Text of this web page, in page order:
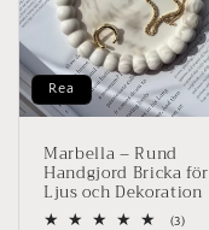
Rea
Marbella – Rund
Handgjord Bricka för
Ljus och Dekoration
(3)3